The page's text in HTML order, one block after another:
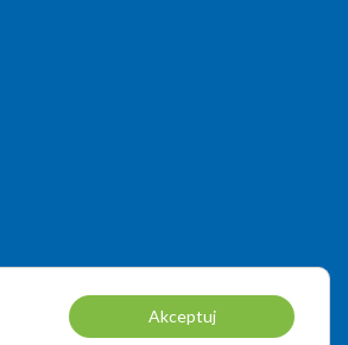
Akceptuj